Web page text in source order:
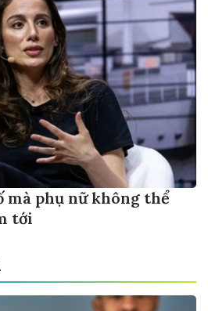
mà phụ nữ không thể
tới